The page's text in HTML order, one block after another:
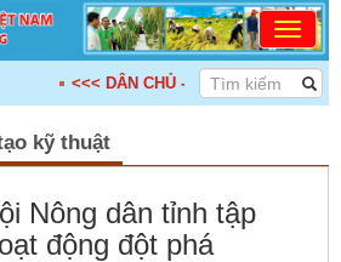
<<< DÂN CHỦ - ĐOÀN KẾT - KẾ NỐI -
kỹ thuật
Nông dân tỉnh tập
động đột phá